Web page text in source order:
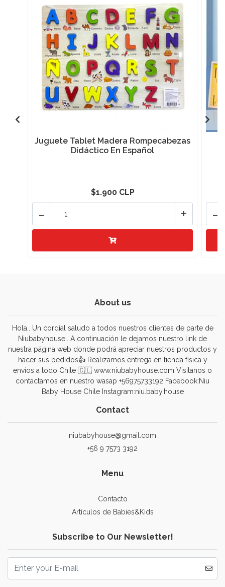
Juguete Tablet Madera Rompecabezas
Didáctico En Español
$1.900 CLP
+
- -
About us
Hola.. Un cordial saludo a todos nuestros clientes de parte de
Niubabyhouse.. A continuación le dejamos nuestro link de
nuestra página web donde podrá apreciar nuestros productos y
hacer sus pedidos👍 Realizamos entrega en tienda física y
envíos a todo Chile 🇨🇱 www.niubabyhouse.com Visitanos o
contactamos en nuestro wasap +56975733192 Facebook:Niu
Baby House Chile Instagram:niu.baby.house
Contact
niubabyhouse@gmail.com
+56 9 7573 3192
Menu
Contacto
Artículos de Babies&Kids
Subscribe to Our Newsletter!